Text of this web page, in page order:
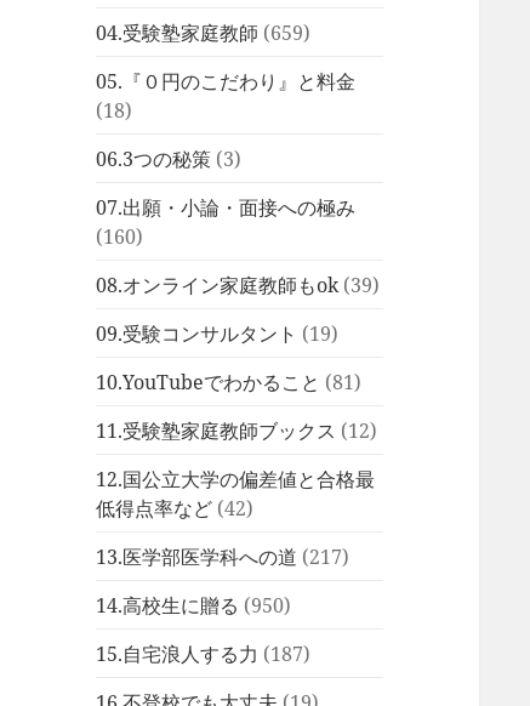
04.受験塾家庭教師 (659)
05.『０円のこだわり』と料金
(18)
06.3つの秘策 (3)
07.出願・小論・面接への極み
(160)
08.オンライン家庭教師もok(39)
09.受験コンサルタント (19)
10.YouTubeでわかること (81)
11.受験塾家庭教師ブックス (12)
12.国公立大学の偏差値と合格最
低得点率など (42)
13.医学部医学科への道 (217)
14.高校生に贈る (950)
15.自宅浪人する力 (187)